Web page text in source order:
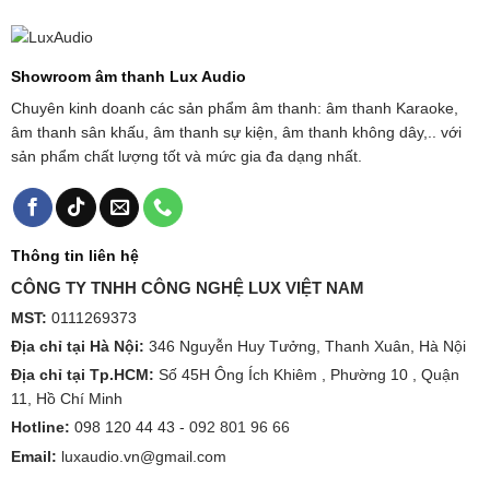
Showroom âm thanh Lux Audio
Chuyên kinh doanh các sản phẩm âm thanh: âm thanh Karaoke,
âm thanh sân khấu, âm thanh sự kiện, âm thanh không dây,.. với
sản phẩm chất lượng tốt và mức gia đa dạng nhất.
Thông tin liên hệ
CÔNG TY TNHH CÔNG NGHỆ LUX VIỆT NAM
MST: 0111269373
Địa chỉ tại Hà Nội: 346 Nguyễn Huy Tưởng, Thanh Xuân, Hà Nội
Địa chỉ tại Tp.HCM: Số 45H Ông Ích Khiêm , Phường 10 , Quận
11, Hồ Chí Minh
Hotline: 098 120 44 43 - 092 801 96 66
Email: luxaudio.vn@gmail.com